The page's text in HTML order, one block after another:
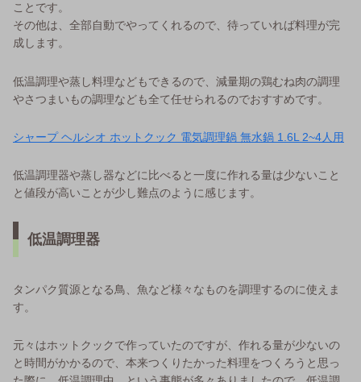
ことです。
その他は、全部自動でやってくれるので、待っていれば料理が完
成します。
低温調理や蒸し料理などもできるので、減量期の鶏むね肉の調理
やさつまいもの調理なども全て任せられるのでおすすめです。
シャープ ヘルシオ ホットクック 電気調理鍋 無水鍋 1.6L 2~4人用
低温調理器や蒸し器などに比べると一度に作れる量は少ないこと
と値段が高いことが少し難点のように感じます。
低温調理器
タンパク質源となる鳥、魚など様々なものを調理するのに使えま
す。
元々はホットクックで作っていたのですが、作れる量が少ないの
と時間がかかるので、本来つくりたかった料理をつくろうと思っ